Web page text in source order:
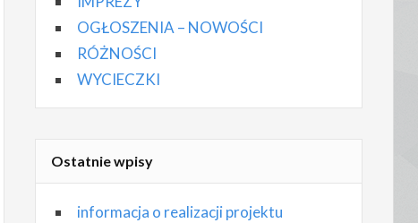
OGŁOSZENIA – NOWOŚCI
RÓŻNOŚCI
WYCIECZKI
Ostatnie wpisy
informacja o realizacji projektu